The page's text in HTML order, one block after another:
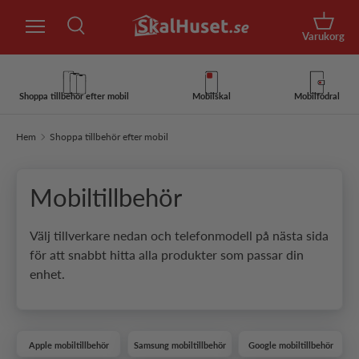
Hoppa till innehåll
Sök
Korg
Varukorg
Shoppa tillbehör efter mobil Mobilskal Mobilfodral
Hem Shoppa tillbehör efter mobil
Mobiltillbehör
Välj tillverkare nedan och telefonmodell på nästa sida
för att snabbt hitta alla produkter som passar din
enhet.
Apple mobiltillbehör Samsung mobiltillbehör Google mobiltillbehör